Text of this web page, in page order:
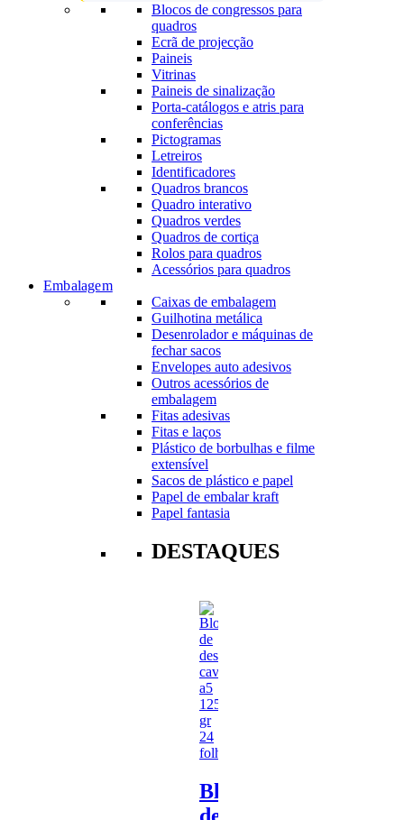
Blocos de congressos para
quadros
Ecrã de projecção
Paineis
Vitrinas
Paineis de sinalização
Porta-catálogos e atris para
conferências
Pictogramas
Letreiros
Identificadores
Quadros brancos
Quadro interativo
Quadros verdes
Quadros de cortiça
Rolos para quadros
Acessórios para quadros
Embalagem
Caixas de embalagem
Guilhotina metálica
Desenrolador e máquinas de
fechar sacos
Envelopes auto adesivos
Outros acessórios de
embalagem
Fitas adesivas
Fitas e laços
Plástico de borbulhas e filme
extensível
Sacos de plástico e papel
Papel de embalar kraft
Papel fantasia
DESTAQUES
Bloco
de